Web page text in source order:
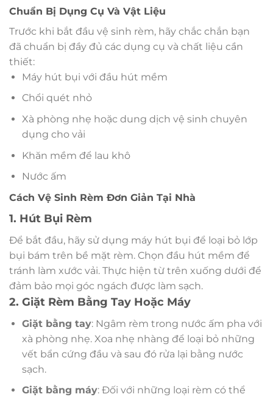
Chuẩn Bị Dụng Cụ Và Vật Liệu
Trước khi bắt đầu vệ sinh rèm, hãy chắc chắn bạn
đã chuẩn bị đầy đủ các dụng cụ và chất liệu cần
thiết:
Máy hút bụi với đầu hút mềm
Chổi quét nhỏ
Xà phòng nhẹ hoặc dung dịch vệ sinh chuyên
dụng cho vải
Khăn mềm để lau khô
Nước ấm
Cách Vệ Sinh Rèm Đơn Giản Tại Nhà
1. Hút Bụi Rèm
Để bắt đầu, hãy sử dụng máy hút bụi để loại bỏ lớp
bụi bám trên bề mặt rèm. Chọn đầu hút mềm để
tránh làm xước vải. Thực hiện từ trên xuống dưới để
đảm bảo mọi góc ngách được làm sạch.
2. Giặt Rèm Bằng Tay Hoặc Máy
Giặt bằng tay: Ngâm rèm trong nước ấm pha với
xà phòng nhẹ. Xoa nhẹ nhàng để loại bỏ những
vết bẩn cứng đầu và sau đó rửa lại bằng nước
sạch.
Giặt bằng máy: Đối với những loại rèm có thể